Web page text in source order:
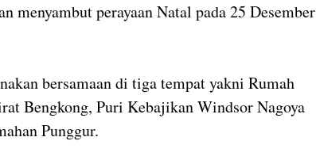
menyambut perayaan Natal pada 25 Desember
bersamaan di tiga tempat yakni Rumah
Bengkong, Puri Kebajikan Windsor Nagoya
Punggur.